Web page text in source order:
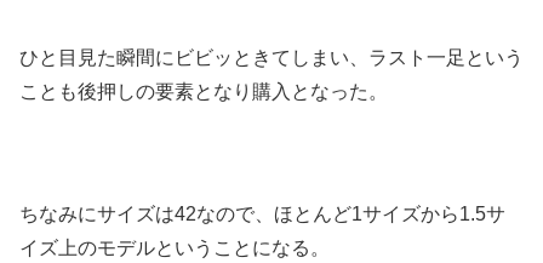
ひと目見た瞬間にビビッときてしまい、ラスト一足という
ことも後押しの要素となり購入となった。
ちなみにサイズは42なので、ほとんど1サイズから1.5サ
イズ上のモデルということになる。